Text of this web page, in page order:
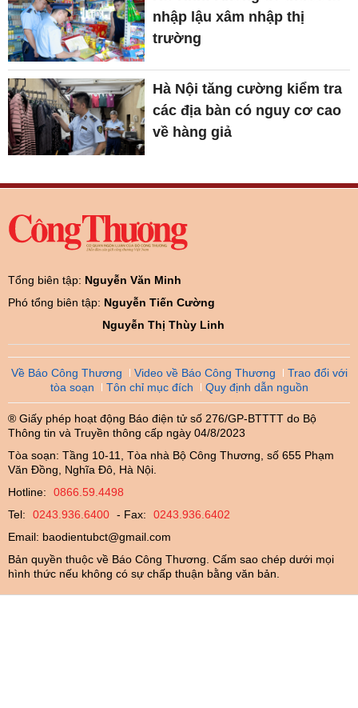
nhập lậu xâm nhập thị
trường
Hà Nội tăng cường kiểm tra
các địa bàn có nguy cơ cao
về hàng giả
Tổng biên tập: Nguyễn Văn Minh
Phó tổng biên tập: Nguyễn Tiến Cường
Nguyễn Thị Thùy Linh
Về Báo Công Thương Video về Báo Công Thương
Trao đổi với
tòa soạn
Tôn chỉ mục đích Quy định dẫn nguồn
® Giấy phép hoạt động Báo điện tử số 276/GP-BTTTT do Bộ
Thông tin và Truyền thông cấp ngày 04/8/2023
Tòa soạn: Tầng 10-11, Tòa nhà Bộ Công Thương, số 655 Phạm
Văn Đồng, Nghĩa Đô, Hà Nội.
Hotline:
0866.59.4498
Tel:
0243.936.6400 - Fax:
0243.936.6402
Email: baodientubct@gmail.com
Bản quyền thuộc về Báo Công Thương. Cấm sao chép dưới mọi
hình thức nếu không có sự chấp thuận bằng văn bản.